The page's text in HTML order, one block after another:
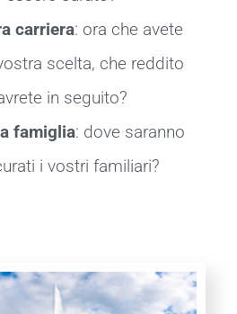
carriera: ora che avete
scelta, che reddito
in seguito?
famiglia: dove saranno
i vostri familiari?